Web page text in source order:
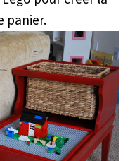
panier.